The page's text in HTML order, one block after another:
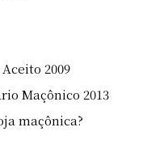
2009
Maçônico 2013
maçônica?